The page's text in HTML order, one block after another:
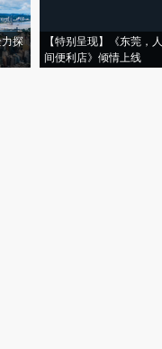
探
【特别呈现】《东莞，人
间便利店》倾情上线